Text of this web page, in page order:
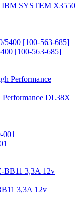
IBM SYSTEM X3550
[100-563-685]
DL38X
3,3A 12v